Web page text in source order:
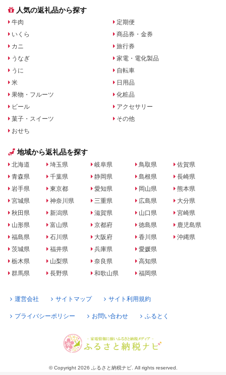
人気の返礼品から探す
牛肉
いくら
カニ
うなぎ
うに
米
果物・フルーツ
ビール
菓子・スイーツ
おせち
定期便
商品券・金券
旅行券
家電・電化製品
自転車
日用品
化粧品
アクセサリー
その他
地域から返礼品を探す
北海道
青森県
岩手県
宮城県
秋田県
山形県
福島県
茨城県
栃木県
群馬県
埼玉県
千葉県
東京都
神奈川県
新潟県
富山県
石川県
福井県
山梨県
長野県
岐阜県
静岡県
愛知県
三重県
滋賀県
京都府
大阪府
兵庫県
奈良県
和歌山県
鳥取県
島根県
岡山県
広島県
山口県
徳島県
香川県
愛媛県
高知県
福岡県
佐賀県
長崎県
熊本県
大分県
宮崎県
鹿児島県
沖縄県
運営会社 サイトマップ サイト利用規約
プライバシーポリシー お問い合わせ ふるとく
© Copyright 2026 ふるさと納税ナビ. All rights reserved.